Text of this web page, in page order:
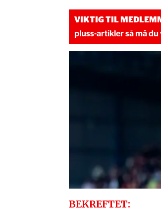
VIKTIG TIL
pluss-artikler så må
BEKREFTET: